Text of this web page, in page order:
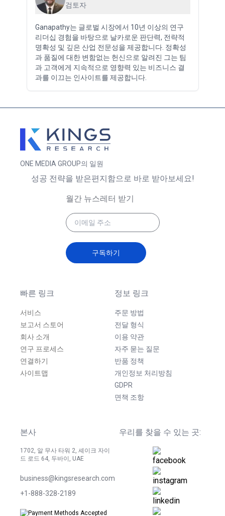
검토자
Ganapathy는 글로벌 시장에서 10년 이상의 연구
리더십 경험을 바탕으로 날카로운 판단력, 전략적
명확성 및 깊은 산업 전문성을 제공합니다. 정확성
과 품질에 대한 변함없는 헌신으로 알려진 그는 팀
과 고객에게 지속적으로 영향력 있는 비즈니스 결
과를 이끄는 인사이트를 제공합니다.
ONE MEDIA GROUP의 일원
빠른 링크
서비스
보고서 스토어
회사 소개
연구 프로세스
연결하기
사이트맵
정보 링크
주문 방법
전달 형식
이용 약관
자주 묻는 질문
반품 정책
개인정보 처리방침
GDPR
면책 조항
본사
1702, 알 무사 타워 2, 셰이크 자이
드 로드 64, 두바이, UAE
business@kingsresearch.com
+1-888-328-2189
우리를 찾을 수 있는 곳:
성공 전략을 받은편지함으로 바로 받아보세요!
월간 뉴스레터 받기
구독하기